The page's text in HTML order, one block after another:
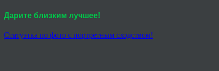
Дарите близким лучшее!
Статуэтка по фото с портретным сходством!